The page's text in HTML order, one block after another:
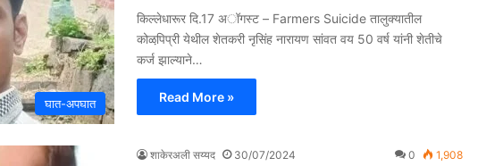
घात-अपघात
किल्लेधारूर दि.17 अॉगस्ट – Farmers Suicide तालुक्यातील
कोळपि़प्री येथील शेतकरी नृसिंह नारायण सांवत वय 50 वर्ष यांनी शेतीचे
कर्ज झाल्याने…
Read More »
शाकेरअली सय्यद 30/07/2024 0 1,908